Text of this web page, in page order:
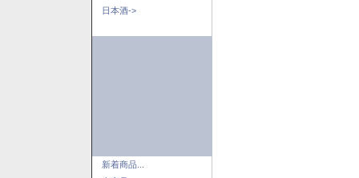
日本酒->
新着商品...